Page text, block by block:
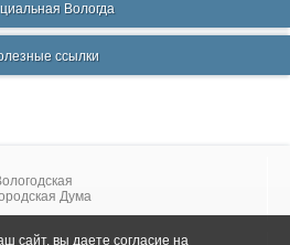
Вологда
ссылки
Дума
сайт, вы даете согласие на